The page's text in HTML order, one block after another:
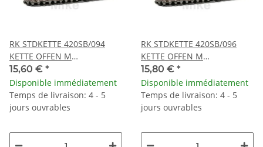
RK STDKETTE 420SB/094
KETTE OFFEN M
CLIPSCHLOSS
15,60 € *
Disponible immédiatement
Temps de livraison: 4 - 5
jours ouvrables
RK STDKETTE 420SB/096
KETTE OFFEN M
CLIPSCHLOSS
15,80 € *
Disponible immédiatement
Temps de livraison: 4 - 5
jours ouvrables